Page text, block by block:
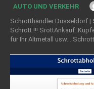
AUTO UND VERKEHR
Schrotthändler Düsseldorf |
Schrott !!! SrottAnkauf:
für Ihr